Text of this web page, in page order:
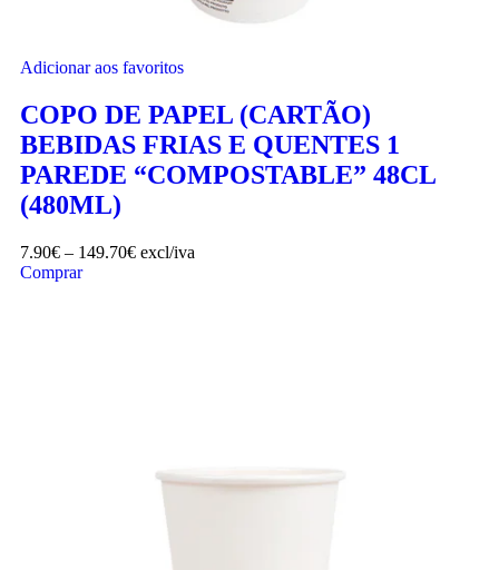
Adicionar aos favoritos
COPO DE PAPEL (CARTÃO)
BEBIDAS FRIAS E QUENTES 1
PAREDE “COMPOSTABLE” 48CL
(480ML)
7.90€ – 149.70€ excl/iva
Comprar